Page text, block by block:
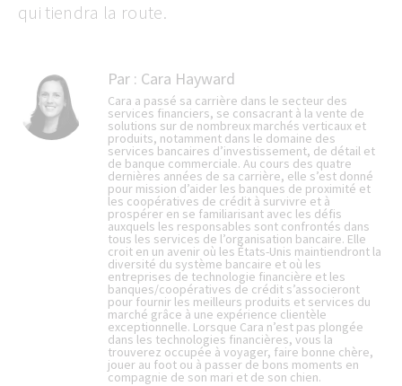
qui tiendra la route.
Par : Cara Hayward
Cara a passé sa carrière dans le secteur des
services financiers, se consacrant à la vente de
solutions sur de nombreux marchés verticaux et
produits, notamment dans le domaine des
services bancaires d’investissement, de détail et
de banque commerciale. Au cours des quatre
dernières années de sa carrière, elle s’est donné
pour mission d’aider les banques de proximité et
les coopératives de crédit à survivre et à
prospérer en se familiarisant avec les défis
auxquels les responsables sont confrontés dans
tous les services de l’organisation bancaire. Elle
croit en un avenir où les États-Unis maintiendront la
diversité du système bancaire et où les
entreprises de technologie financière et les
banques/coopératives de crédit s’associeront
pour fournir les meilleurs produits et services du
marché grâce à une expérience clientèle
exceptionnelle. Lorsque Cara n’est pas plongée
dans les technologies financières, vous la
trouverez occupée à voyager, faire bonne chère,
jouer au foot ou à passer de bons moments en
compagnie de son mari et de son chien.